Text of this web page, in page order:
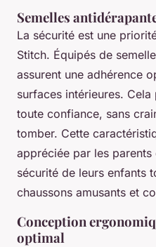
Semelles
La sécurité est une
Stitch. Équipés de
assurent une adhérence
surfaces intérieures.
toute confiance, sans
tomber. Cette
appréciée par les
sécurité de leurs enfants
chaussons amusants et
Conception
optimal